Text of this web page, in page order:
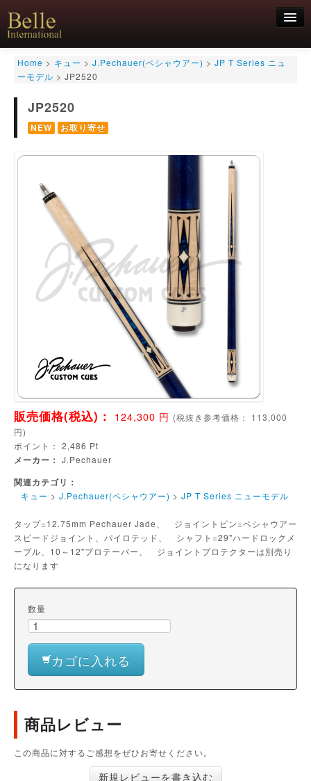
新規会員登録
ログイン
HOME
キュー
シャフト
アクセサリー
特価商品
Home > キュー > J.Pechauer(ペシャウアー) > JP T Series ニュ
ーモデル > JP2520
JP2520
NEW お取り寄せ
販売価格(税込)： 124,300 円 (税抜き参考価格：
113,000
円)
ポイント： 2,486 Pt
メーカー： J.Pechauer
関連カテゴリ：
キュー > J.Pechauer(ペシャウアー) > JP T Series ニューモデル
タップ=12.75mm Pechauer Jade、 ジョイントピン=ペシャウアー
スピードジョイント、パイロテッド、 シャフト=29"ハードロックメ
ープル、10～12"プロテーパー、 ジョイントプロテクターは別売り
になります
数量
カゴに入れる
商品レビュー
この商品に対するご感想をぜひお寄せください。
新規レビューを書き込む